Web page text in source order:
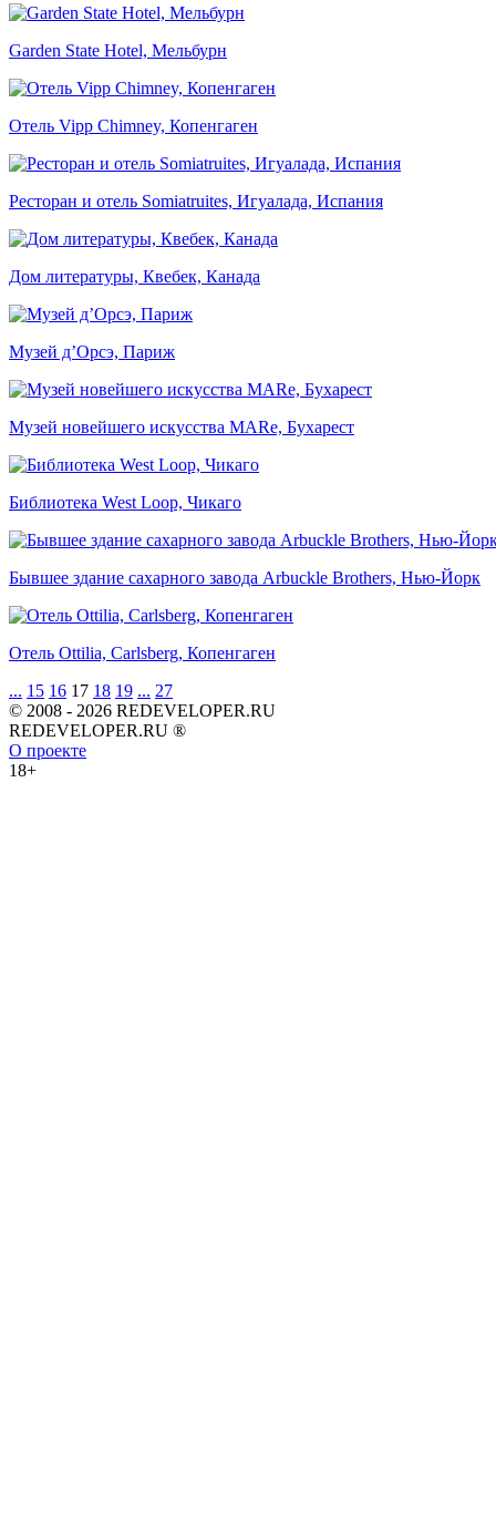
Garden State Hotel, Мельбурн
Отель Vipp Chimney, Копенгаген
Ресторан и отель Somiatruites, Игуалада, Испания
Дом литературы, Квебек, Канада
Музей д’Орсэ, Париж
Музей новейшего искусства MARe, Бухарест
Библиотека West Loop, Чикаго
Бывшее здание сахарного завода Arbuckle Brothers, Нью-Йорк
Отель Ottilia, Carlsberg, Копенгаген
... 15 16 17 18 19 ... 27
© 2008 - 2026 REDEVELOPER.RU
REDEVELOPER.RU ®
О проекте
18+